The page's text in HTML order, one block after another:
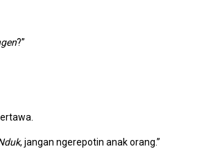
?”
, jangan ngerepotin anak orang.”